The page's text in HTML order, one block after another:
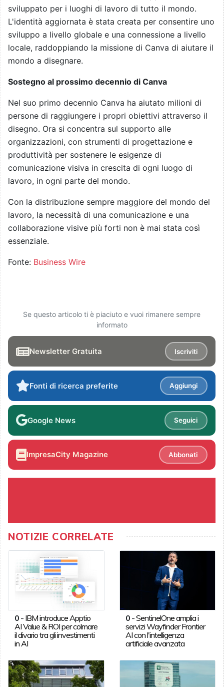
sviluppato per i luoghi di lavoro di tutto il mondo.
L'identità aggiornata è stata creata per consentire uno
sviluppo a livello globale e una connessione a livello
locale, raddoppiando la missione di Canva di aiutare il
mondo a disegnare.
Sostegno al prossimo decennio di Canva
Nel suo primo decennio Canva ha aiutato milioni di
persone di raggiungere i propri obiettivi attraverso il
disegno. Ora si concentra sul supporto alle
organizzazioni, con strumenti di progettazione e
produttività per sostenere le esigenze di
comunicazione visiva in crescita di ogni luogo di
lavoro, in ogni parte del mondo.
Con la distribuzione sempre maggiore del mondo del
lavoro, la necessità di una comunicazione e una
collaborazione visive più forti non è mai stata così
essenziale.
Fonte: Business Wire
Se questo articolo ti è piaciuto e vuoi rimanere sempre
informato
Newsletter Gratuita Iscriviti
Fonti di ricerca preferite Aggiungi
Google News Seguici
ImpresaCity Magazine Abbonati
NOTIZIE CORRELATE
0- IBM introduce Apptio
AI Value & ROI per colmare
il divario tra gli investimenti
in AI
0 -SentinelOne amplia i
servizi Wayfinder Frontier
AI con l'intelligenza
artificiale avanzata